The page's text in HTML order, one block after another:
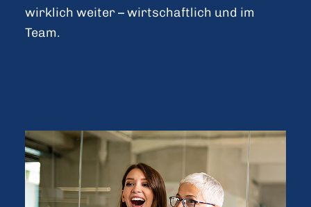
wirklich weiter – wirtschaftlich und im
Team.